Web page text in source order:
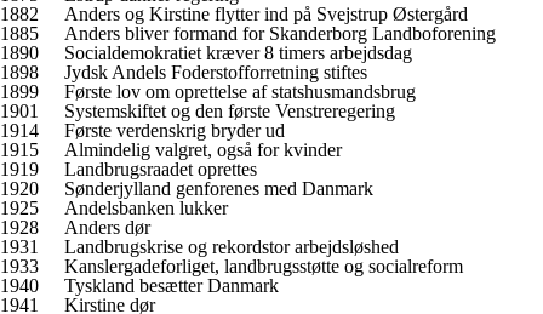
1882
Anders og Kirstine flytter ind på Svejstrup Østergård
1885
Anders bliver formand for Skanderborg Landboforening
1890
Socialdemokratiet kræver 8 timers arbejdsdag
1898
Jydsk Andels Foderstofforretning stiftes
1899
Første lov om oprettelse af statshusmandsbrug
1901
Systemskiftet og den første Venstreregering
1914
Første verdenskrig bryder ud
1915
Almindelig valgret, også for kvinder
1919
Landbrugsraadet oprettes
1920
Sønderjylland genforenes med Danmark
1925
Andelsbanken lukker
1928
Anders dør
1931
Landbrugskrise og rekordstor arbejdsløshed
1933
Kanslergadeforliget, landbrugsstøtte og socialreform
1940
Tyskland besætter Danmark
1941
Kirstine dør